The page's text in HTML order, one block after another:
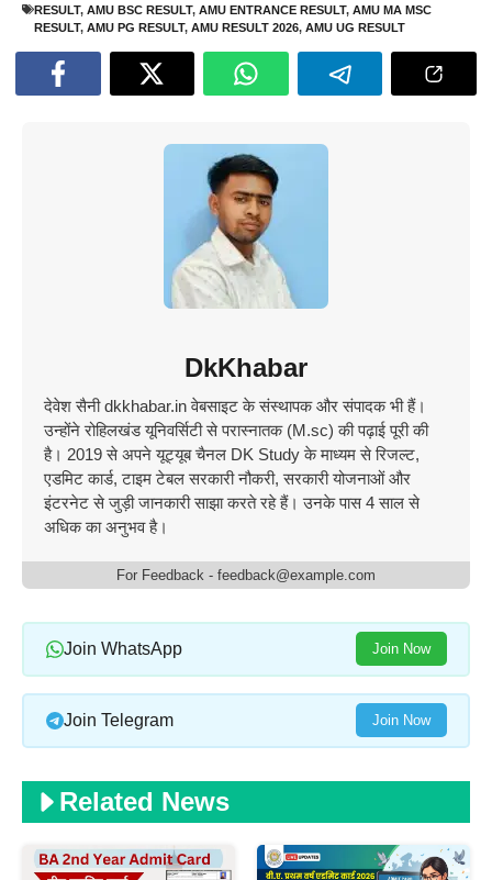
RESULT, AMU BSC RESULT, AMU ENTRANCE RESULT, AMU MA MSC
RESULT, AMU PG RESULT, AMU RESULT 2026, AMU UG RESULT
DkKhabar
देवेश सैनी dkkhabar.in वेबसाइट के संस्थापक और संपादक भी हैं।
उन्होंने रोहिलखंड यूनिवर्सिटी से परास्नातक (M.sc) की पढ़ाई पूरी की
है। 2019 से अपने यूट्यूब चैनल DK Study के माध्यम से रिजल्ट,
एडमिट कार्ड, टाइम टेबल सरकारी नौकरी, सरकारी योजनाओं और
इंटरनेट से जुड़ी जानकारी साझा करते रहे हैं। उनके पास 4 साल से
अधिक का अनुभव है।
For Feedback - feedback@example.com
Join WhatsApp Join Now
Join Telegram Join Now
Related News